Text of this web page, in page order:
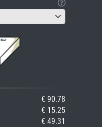
€ 90.78
€ 15.25
€ 49.31